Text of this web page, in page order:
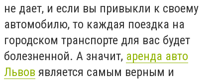
не дает, и если вы привыкли к своему
автомобилю, то каждая поездка на
городском транспорте для вас будет
болезненной. А значит, аренда авто
Львов является самым верным и